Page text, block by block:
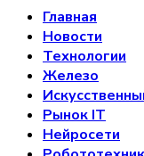
Главная
Новости
Технологии
Железо
Рынок IT
Нейросети